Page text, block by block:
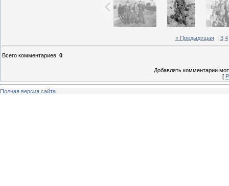
« Предыдущая| 3 4
Всего комментариев: 0
Добавлять комментарии
[
Полная версия сайта